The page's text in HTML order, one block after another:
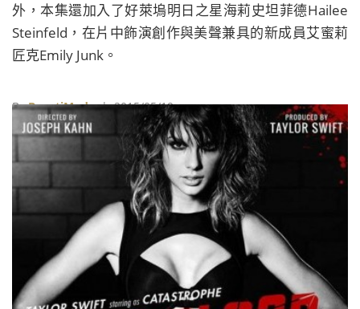
外，本集還加入了好萊塢明日之星海莉史坦菲德Hailee
Steinfeld，在片中飾演創作與美聲兼具的新成員艾蜜莉
匠克Emily Junk。
ByBeautiMode| 2015/05/19